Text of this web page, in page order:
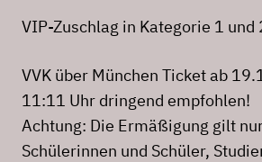
VIP-Zuschlag in Kategorie 1 und
VVK über München Ticket ab
11:11 Uhr dringend empfohlen!
Achtung: Die Ermäßigung gilt
Schülerinnen und Schüler,